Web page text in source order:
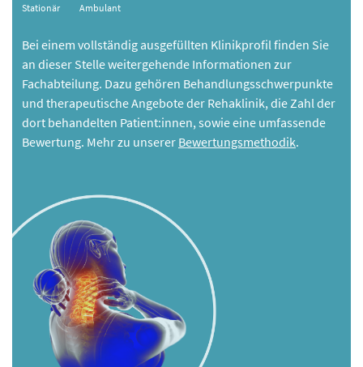
Stationär Ambulant
Bei einem vollständig ausgefüllten Klinikprofil finden Sie
an dieser Stelle weitergehende Informationen zur
Fachabteilung. Dazu gehören Behandlungsschwerpunkte
und therapeutische Angebote der Rehaklinik, die Zahl der
dort behandelten Patient:innen, sowie eine umfassende
Bewertung. Mehr zu unserer Bewertungsmethodik.